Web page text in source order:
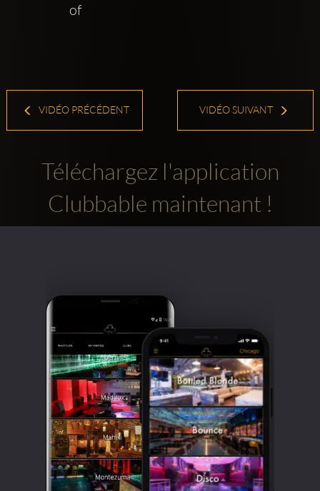
of
VIDÉO PRÉCÉDENT VIDÉO SUIVANT
Téléchargez l'application
Clubbable maintenant !